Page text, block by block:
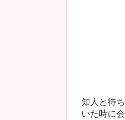
知人と待
いた時に